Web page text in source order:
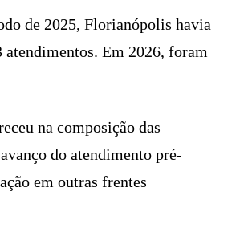
de 2025, Florianópolis havia
atendimentos. Em 2026, foram
na composição das
do atendimento pré-
em outras frentes